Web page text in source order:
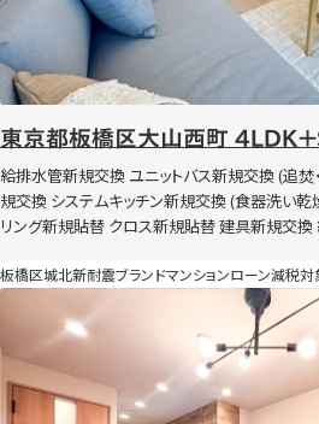
東京都板橋区大山西町 4LDK
給排水管新規交換 ユニットバス新規交換 (追
規交換 システムキッチン新規交換 (食器洗い乾
リング新規貼替 クロス新規貼替 建具新規交
（玄関のみ人感センサー付き）
板橋区城北新耐震ブランドマンションローン減税対
東京都大田区大森北 2DK